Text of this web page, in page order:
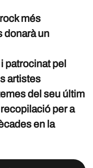
més
donarà un
patrocinat pel
artistes
del seu últim
per a
en la